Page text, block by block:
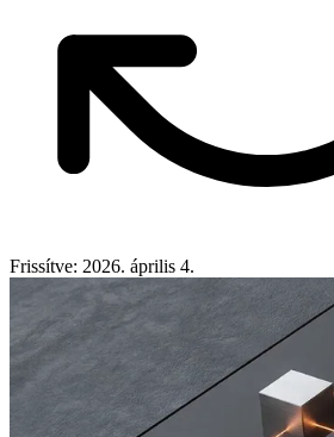
Frissítve: 2026. április 4.